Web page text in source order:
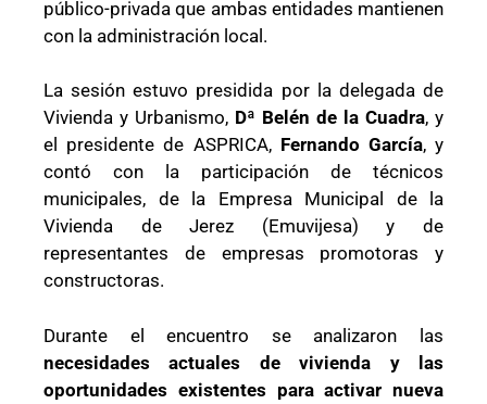
público-privada que ambas entidades mantienen
con la administración local.
La sesión estuvo presidida por la delegada de
Vivienda y Urbanismo, Dª Belén de la Cuadra, y
el presidente de ASPRICA, Fernando García, y
contó con la participación de técnicos
municipales, de la Empresa Municipal de la
Vivienda de Jerez (Emuvijesa) y de
representantes de empresas promotoras y
constructoras.
Durante el encuentro se analizaron las
necesidades actuales de vivienda y las
oportunidades existentes para activar nueva